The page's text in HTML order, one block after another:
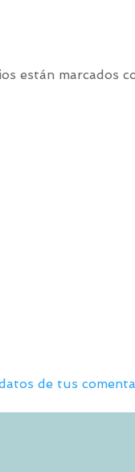
están marcados
de tus